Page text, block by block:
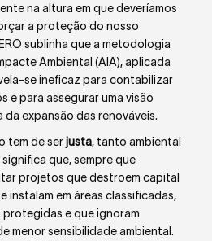
na altura em que deveríamos
a proteção do nosso
sublinha que a metodologia
Ambiental (AIA), aplicada
se ineficaz para contabilizar
e para assegurar uma visão
expansão das renováveis.
tem de serjusta, tanto ambiental
que, sempre que
projetos que destroem capital
instalam em áreas classificadas,
protegidas e que ignoram
menor sensibilidade ambiental.